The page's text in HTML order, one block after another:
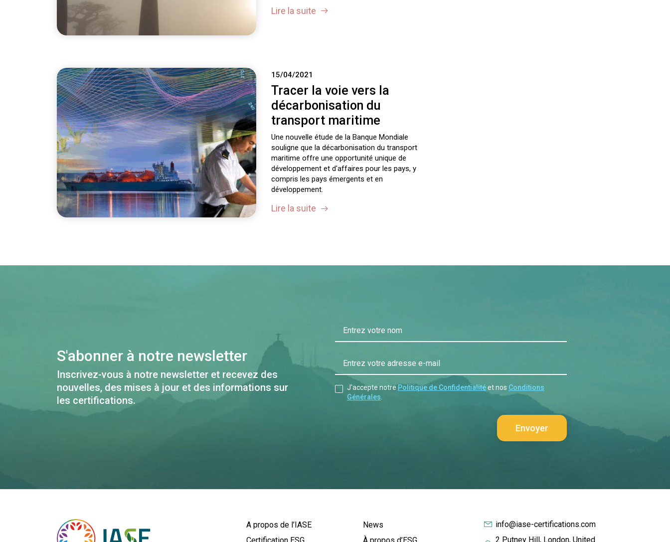
Lire la suite
15/04/2021
Tracer la voie vers la
décarbonisation du
transport maritime
Une nouvelle étude de la Banque Mondiale
souligne que la décarbonisation du transport
maritime offre une opportunité unique de
développement et d'affaires pour les pays, y
compris les pays émergents et en
développement.
Lire la suite
S'abonner à notre newsletter
Inscrivez-vous à notre newsletter et recevez des
nouvelles, des mises à jour et des informations sur
les certifications.
Entrez votre nom
Entrez votre adresse e-mail
J'accepte notre Politique de Confidentialitéet nos Conditions
Générales
info@iase-certifications.com
2 Putney Hill, London, United
A propos de l’IASE
News